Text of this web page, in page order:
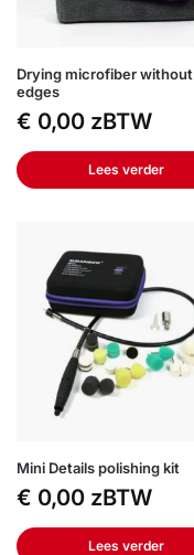
Drying microfiber without
edges
€ 0,00 zBTW
Lees verder
Mini Details polishing kit
€ 0,00 zBTW
Lees verder